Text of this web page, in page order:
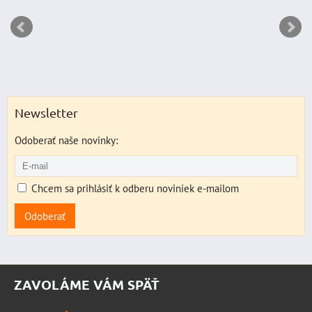
Newsletter
Odoberať naše novinky:
Chcem sa prihlásiť k odberu noviniek e-mailom
Odoberať
ZAVOLÁME VÁM SPÄŤ